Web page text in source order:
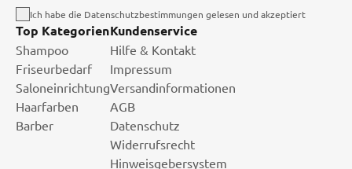
Ich habe die Datenschutzbestimmungen gelesen und akzeptiert
Top Kategorien
Shampoo
Friseurbedarf
Saloneinrichtung
Haarfarben
Barber
Kundenservice
Hilfe & Kontakt
Impressum
Versandinformationen
AGB
Datenschutz
Widerrufsrecht
Hinweisgebersystem